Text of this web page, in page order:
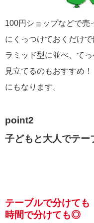
100円ショップなどで売
にくっつけておくだけ
ラミッド型に並べ、て
見立てるのもおすすめ
にもなります。
point2
子どもと大人でテー
テーブルで分けても
時間で分けても◎